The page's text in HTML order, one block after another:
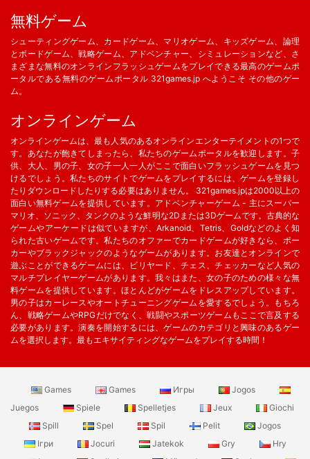
無料ゲーム
シューティングゲーム、カードゲーム、マリオゲーム、キッズゲーム、論理
とボードゲーム、戦略ゲーム、アドベンチャー、シミュレーションなど、さ
まざまな無料のオンラインフラッシュゲームをプレイできる最高のゲームポ
ータルである無料のゲームポータル 321games.jp へようこそ その他のゲー
ム。
オンラインゲーム
オンラインゲームは、最も人気のあるオンラインエンターテイメントの1つで
す。あなたが飽きてしまったら、私たちのゲームポータルを歓迎します。子
供、大人、男の子、女の子一人一人がここで面白いフラッシュゲームを見つ
けるでしょう。私たちのサイトでゲームをプレイするには、ゲームを登録し
たりダウンロードしたりする必要はありません。 321games.jpは2000以上の
面白い無料ゲームを提供しています。アドベンチャーゲーム - 主にスーパー
マリオ、ソニック、タンクのような鮮明な2Dまたは3Dゲームです。古典的な
ゲームやアーケードは似ていますが、Arkanoid、Tetris、Goldなどのよく知
られた古いゲームです。私たちのオファーでカードゲームが好きなら、ポー
カーやブラックジャックのようなゲームがあります。お友達とオンラインで
遊ぶことができるゲームには、ビリヤード、チェス、チェッカーなど人気の
マルチプレイヤーゲームがあります。我々はまた、女の子のための様々な無
料ゲームを提供しています。ほとんどがゲームをドレスアップしています。
男の子はカーレースやオートチューニングゲームを愛するでしょう。もちろ
ん、戦略ゲームやRPGだけでなく、戦闘やスポーツゲームもここで言及する
必要があります。演奏を開始するには、ゲームのカテゴリと興味のあるゲー
ムを選択します。最もエキサイティングなゲームをプレイする時間！
Games Games Игры
Jogos
Juegos
Spiele Spelletjes Jeux
Giochi
Spill
Spel Spil Pelit
Jogos
Ігри
Jocuri Jatekok Gry
Hry